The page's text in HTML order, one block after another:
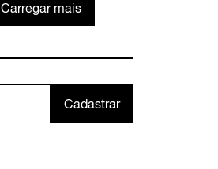
Carregar mais
Cadastrar